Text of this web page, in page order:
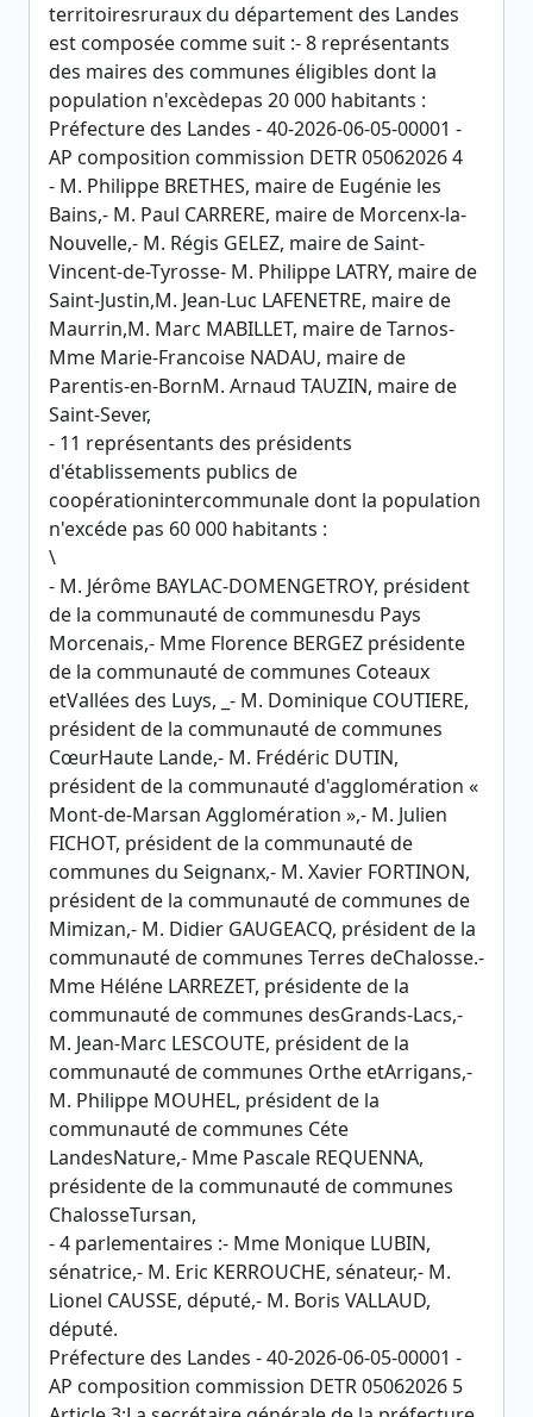
territoiresruraux du département des Landes
est composée comme suit :- 8 représentants
des maires des communes éligibles dont la
population n'excèdepas 20 000 habitants :
Préfecture des Landes - 40-2026-06-05-00001 -
AP composition commission DETR 05062026 4
- M. Philippe BRETHES, maire de Eugénie les
Bains,- M. Paul CARRERE, maire de Morcenx-la-
Nouvelle,- M. Régis GELEZ, maire de Saint-
Vincent-de-Tyrosse- M. Philippe LATRY, maire de
Saint-Justin,M. Jean-Luc LAFENETRE, maire de
Maurrin,M. Marc MABILLET, maire de Tarnos-
Mme Marie-Francoise NADAU, maire de
Parentis-en-BornM. Arnaud TAUZIN, maire de
Saint-Sever,
- 11 représentants des présidents
d'établissements publics de
coopérationintercommunale dont la population
n'excéde pas 60 000 habitants :
\
- M. Jérôme BAYLAC-DOMENGETROY, président
de la communauté de communesdu Pays
Morcenais,- Mme Florence BERGEZ présidente
de la communauté de communes Coteaux
etVallées des Luys, _- M. Dominique COUTIERE,
président de la communauté de communes
CœurHaute Lande,- M. Frédéric DUTIN,
président de la communauté d'agglomération «
Mont-de-Marsan Agglomération »,- M. Julien
FICHOT, président de la communauté de
communes du Seignanx,- M. Xavier FORTINON,
président de la communauté de communes de
Mimizan,- M. Didier GAUGEACQ, président de la
communauté de communes Terres deChalosse.-
Mme Héléne LARREZET, présidente de la
communauté de communes desGrands-Lacs,-
M. Jean-Marc LESCOUTE, président de la
communauté de communes Orthe etArrigans,-
M. Philippe MOUHEL, président de la
communauté de communes Céte
LandesNature,- Mme Pascale REQUENNA,
présidente de la communauté de communes
ChalosseTursan,
- 4 parlementaires :- Mme Monique LUBIN,
sénatrice,- M. Eric KERROUCHE, sénateur,- M.
Lionel CAUSSE, député,- M. Boris VALLAUD,
député.
Préfecture des Landes - 40-2026-06-05-00001 -
AP composition commission DETR 05062026 5